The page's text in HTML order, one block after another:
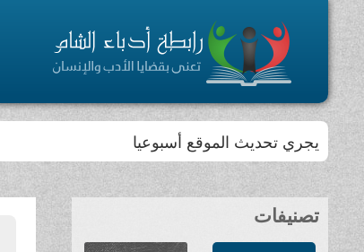
يجري تحديث الموقع أسبوعيا
تصنيفات